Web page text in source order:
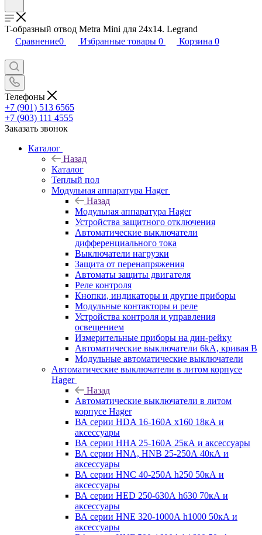
T-образный отвод Metra Mini для 24x14. Legrand
Сравнение0 Избранные товары 0 Корзина 0
Телефоны
+7 (901) 513 6565
+7 (903) 111 4555
Заказать звонок
Каталог
Назад
Каталог
Теплый пол
Модульная аппаратура Hager
Назад
Модульная аппаратура Hager
Устройства защитного отключения
Автоматические выключатели
дифференциального тока
Выключатели нагрузки
Защита от перенапряжения
Автоматы защиты двигателя
Реле контроля
Кнопки, индикаторы и другие приборы
Модульные контакторы и реле
Устройства контроля и управления
освещением
Измерительные приборы на дин-рейку
Автоматические выключатели 6kA, кривая В
Модульные автоматические выключатели
Автоматические выключатели в литом корпусе
Hager
Назад
Автоматические выключатели в литом
корпусе Hager
ВА серии HDA 16-160А x160 18кА и
аксессуары
ВА серии HHA 25-160А 25кА и аксессуары
ВА серии HNA, HNB 25-250А 40кА и
аксессуары
ВА серии HNC 40-250А h250 50кА и
аксессуары
ВА серии HED 250-630А h630 70кА и
аксессуары
ВА серии HNE 320-1000А h1000 50кА и
аксессуары